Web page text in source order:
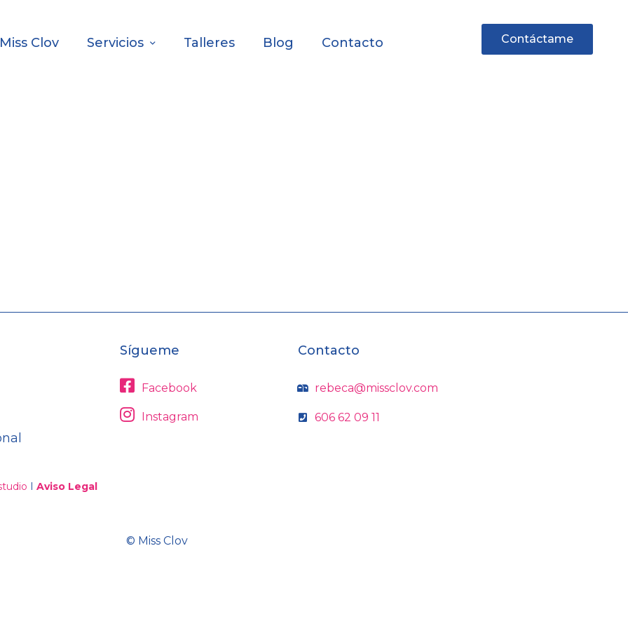
Clov Servicios Talleres Blog Contacto Contáctame
I Aviso Legal
Sígueme
Facebook
Instagram
Contacto
rebeca@missclov.com
606 62 09 11
© Miss Clov